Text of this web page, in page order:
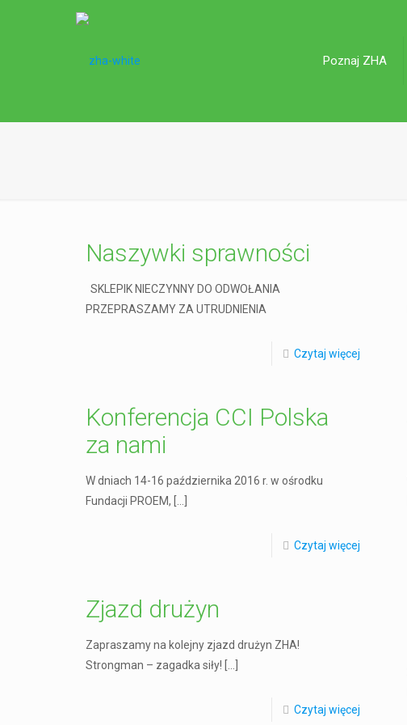
Poznaj ZHA
Naszywki sprawności
SKLEPIK NIECZYNNY DO ODWOŁANIA
PRZEPRASZAMY ZA UTRUDNIENIA
Czytaj więcej
Konferencja CCI Polska
za nami
W dniach 14-16 października 2016 r. w ośrodku
Fundacji PROEM,
Czytaj więcej
Zjazd drużyn
Zapraszamy na kolejny zjazd drużyn ZHA!
Strongman – zagadka siły!
Czytaj więcej